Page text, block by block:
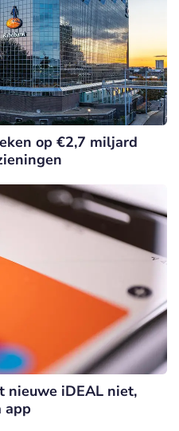
op €2,7 miljard
nieuwe iDEAL niet,
app